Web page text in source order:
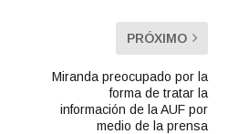
PRÓXIMO
Miranda preocupado por la
forma de tratar la
información de la AUF por
medio de la prensa